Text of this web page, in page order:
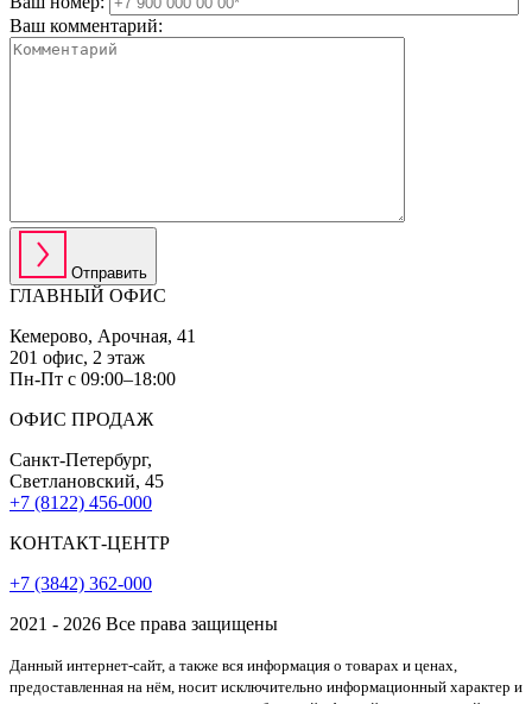
Ваш комментарий:
Отправить
ГЛАВНЫЙ ОФИС
Кемерово, Арочная, 41
201 офис, 2 этаж
Пн-Пт с 09:00–18:00
ОФИС ПРОДАЖ
Санкт-Петербург,
Светлановский, 45
+7 (8122) 456‑000
КОНТАКТ-ЦЕНТР
+7 (3842) 362‑000
2021 - 2026 Все права защищены
Данный интернет-сайт, а также вся информация о товарах и ценах,
предоставленная на нём, носит исключительно информационный характер и